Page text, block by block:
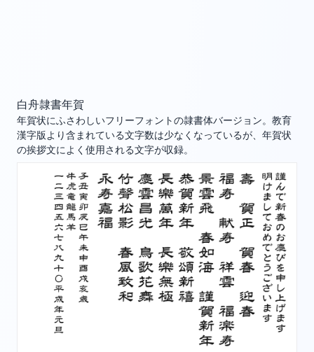
白舟隷書年賀
年賀状にふさわしいフリーフォントの隷書体バージョン。教育
漢字版より含まれている文字数は少なくなっているが、年賀状
の挨拶文によく使用される文字が収録。